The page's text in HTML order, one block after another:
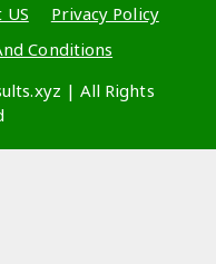
US
Privacy Policy
Conditions
| All Rights